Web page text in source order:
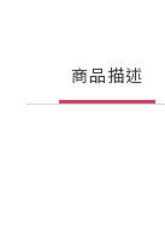
商品描述